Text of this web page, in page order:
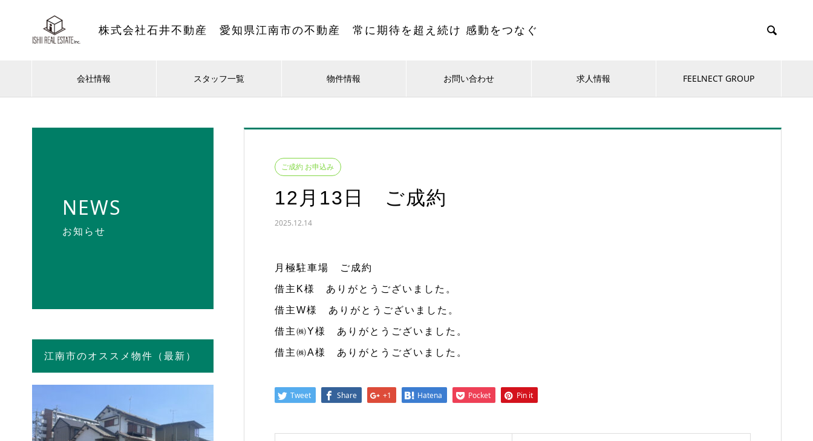
株式会社石井不動産 愛知県江南市の不動産 常に期待を超え続け 感動をつなぐ 
会社情報 スタッフ一覧 物件情報 お問い合わせ 求人情報 FEELNECT GROUP
NEWS
お知らせ
ご成約 お申込み
12月13日 ご成約
2025.12.14
月極駐車場 ご成約
借主K様 ありがとうございました。
借主W様 ありがとうございました。
借主㈱Y様 ありがとうございました。
借主㈱A様 ありがとうございました。
Tweet Share +1 Hatena Pocket Pin it
江南市のオススメ物件（最新）